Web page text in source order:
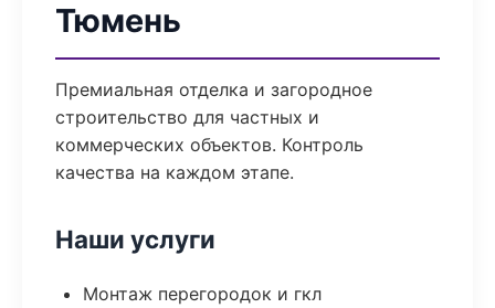
Тюмень
Премиальная отделка и загородное
строительство для частных и
коммерческих объектов. Контроль
качества на каждом этапе.
Наши услуги
Монтаж перегородок и гкл